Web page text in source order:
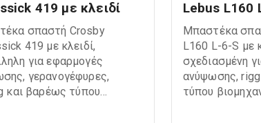
419 με κλειδί
σπαστή Crosby
419 με κλειδί,
για εφαρμογές
γερανογέφυρες,
και βαρέως τύπου
Lebus L160
Μπαστέκα
L160 L-6-S με
σχεδιασμένη
ανύψωσης,
τύπου